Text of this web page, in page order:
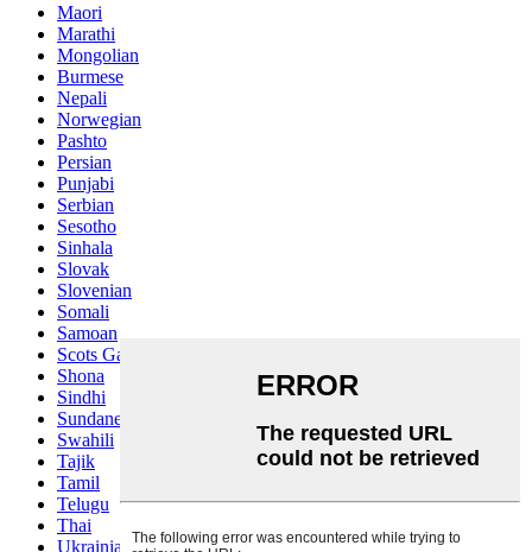
Maori
Marathi
Mongolian
Burmese
Nepali
Norwegian
Pashto
Persian
Punjabi
Serbian
Sesotho
Sinhala
Slovak
Slovenian
Somali
Samoan
Scots Gaelic
Shona
Sindhi
Sundanese
Swahili
Tajik
Tamil
Telugu
Thai
Ukrainian